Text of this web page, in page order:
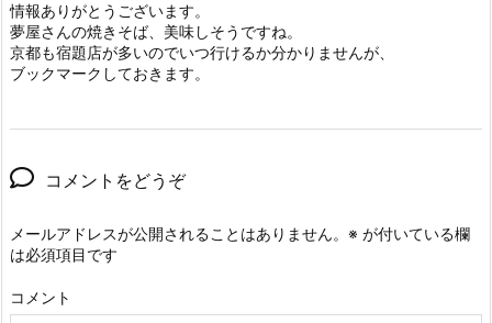
情報ありがとうございます。
夢屋さんの焼きそば、美味しそうですね。
京都も宿題店が多いのでいつ行けるか分かりませんが、
ブックマークしておきます。
コメントをどうぞ
メールアドレスが公開されることはありません。 ※ が付いている欄
は必須項目です
コメント